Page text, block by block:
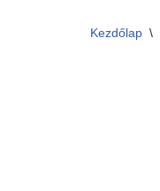
Kezdőlap \